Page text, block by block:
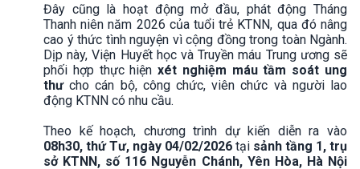
Đây cũng là hoạt động mở đầu, phát động Tháng
Thanh niên năm 2026 của tuổi trẻ KTNN, qua đó nâng
cao ý thức tình nguyện vì cộng đồng trong toàn Ngành.
Dịp này, Viện Huyết học và Truyền máu Trung ương sẽ
phối hợp thực hiệnxét nghiệm máu tầm soát ung
thưcho cán bộ, công chức, viên chức và người lao
động KTNN có nhu cầu.
Theo kế hoạch, chương trình dự kiến diễn ra vào
08h30, thứ Tư, ngày 04/02/2026 tại sảnh tầng 1, trụ
sở KTNN, số 116 Nguyễn Chánh, Yên Hòa, Hà Nội